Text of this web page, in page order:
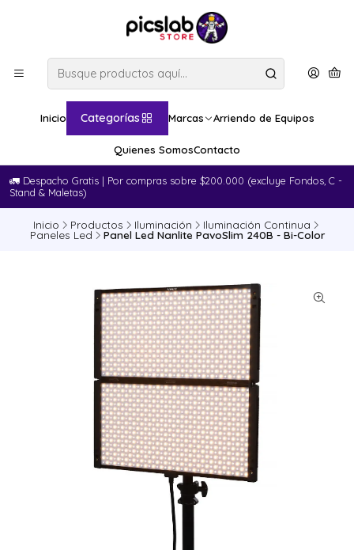
Inicio Categorías Marcas Arriendo de Equipos
Quienes SomosContacto
🚛​ Despacho Gratis | Por compras sobre $200.000 (excluye Fondos, C -
Stand & Maletas)
Inicio Productos Iluminación Iluminación Continua
Paneles Led Panel Led Nanlite PavoSlim 240B - Bi-Color